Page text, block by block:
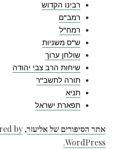
רבינו הקדוש
רמב"ם
רמח"ל
ש"ס משניות
שולחן ערוך
שיחות הרב צבי יהודה
תורה לתשב"ר
תניא
תפארת ישראל
אתר הסיפורים של אליעזר,
by
WordPress.